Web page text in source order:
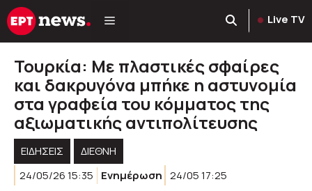
Μετάβαση
σε
Live TV
Τουρκία: Με πλαστικές σφαίρες
και δακρυγόνα μπήκε η αστυνομία
στα γραφεία του κόμματος της
αξιωματικής αντιπολίτευσης
ΕΙΔΗΣΕΙΣ
ΔΙΕΘΝΗ
24/05/26 15:35
Ενημέρωση 24/05 17:25